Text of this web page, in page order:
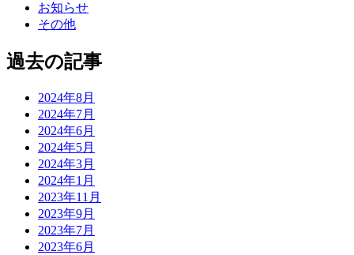
お知らせ
その他
過去の記事
2024年8月
2024年7月
2024年6月
2024年5月
2024年3月
2024年1月
2023年11月
2023年9月
2023年7月
2023年6月